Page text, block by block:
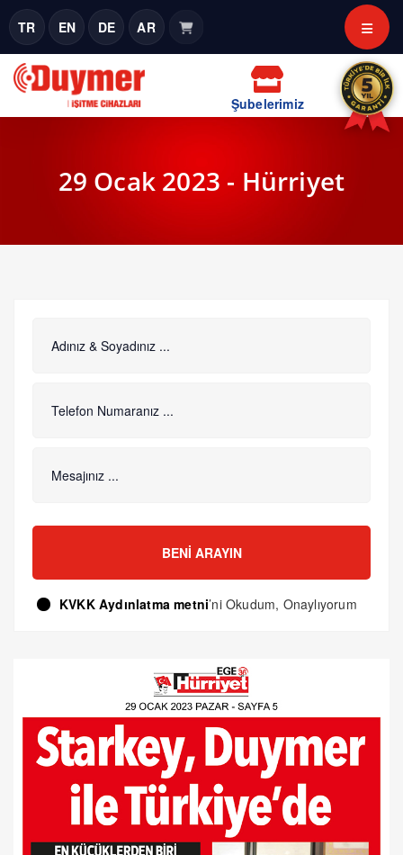
TR EN DE AR
Şubelerimiz
29 Ocak 2023 - Hürriyet
BENI ARAYIN
KVKK Aydınlatma metni’ni Okudum, Onaylıyorum